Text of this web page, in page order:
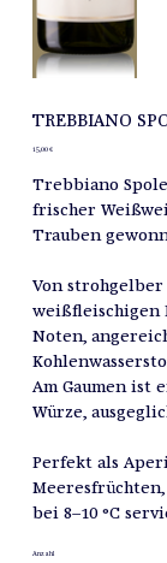
TREBBIANO
Preis
15,00 €
Trebbiano
frischer
Trauben
Von
weißfleischigen
Noten,
Am Gaumen ist
Würze,
Perfekt als
bei 8–10 °C
Anzahl